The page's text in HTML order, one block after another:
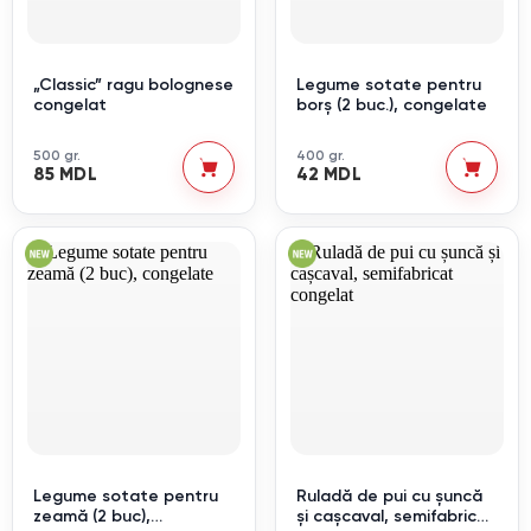
„Classic” ragu bolognese
congelat
500 gr.
85 MDL
Legume sotate pentru
borș (2 buc.), congelate
400 gr.
42 MDL
Legume sotate pentru
zeamă (2 buc),
Ruladă de pui cu șuncă
și cașcaval, semifabricat